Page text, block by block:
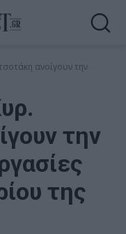
ανοίγουν την
την
της